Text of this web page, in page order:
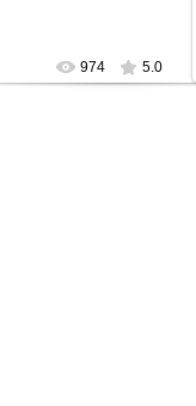
974 5.0